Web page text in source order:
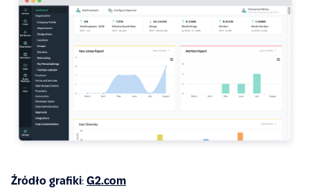
Źródło grafiki: G2.com